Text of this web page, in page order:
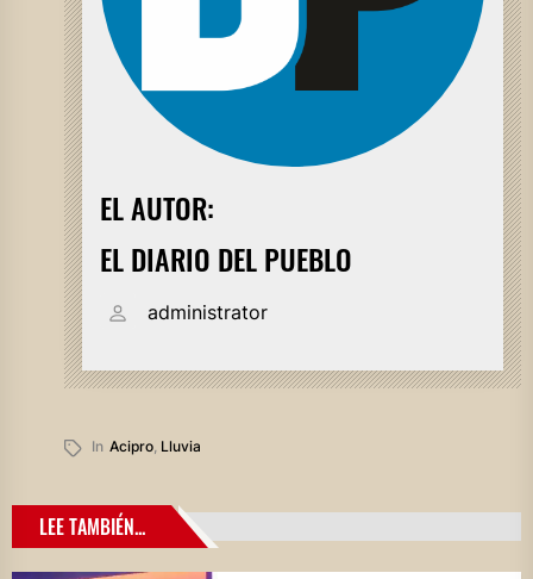
EL AUTOR:
EL DIARIO DEL PUEBLO
administrator
In Acipro, Lluvia
LEE TAMBIÉN...